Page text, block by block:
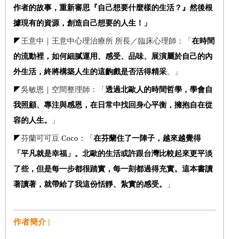
作者的故事，重新審思『自己想要什麼樣的生活？』然後根
據現有的資源，創造自己想要的人生！」
◤王意中｜王意中心理治療所 所長／臨床心理師：「 在時間
的流動裡，如何細膩運用、感受、品味、展演屬於自己的內
外生活，終將構築人生的這齣戲是否活得精采。」
◤吳敏恩｜空間整理師：「 透過北歐人的時間哲學，學會自
我照顧、專注與感恩，在日常中找回身心平衡，擁抱自在從
容的人生。
」
◤芬蘭可可豆 Coco：「 在芬蘭住了一陣子，越來越覺得
「平凡就是幸福」。北歐的生活或許跟台灣比較起來更平淡
了些，但是每一步都很踏實，每一刻都過得充實。這本書讀
著讀著，就帶給了我這份恬靜、紮實的感受。
」
作者簡介 |